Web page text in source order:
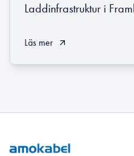
Laddinfrastruktur i
Läs mer